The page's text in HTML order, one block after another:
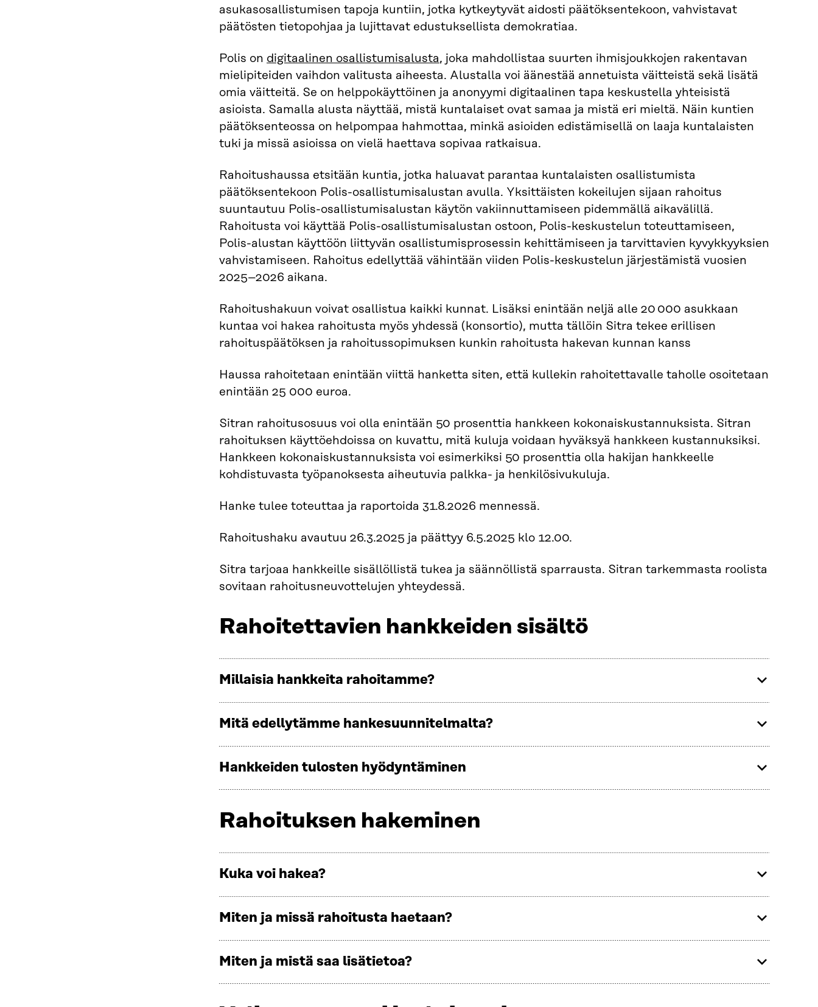
asukasosallistumisen tapoja kuntiin, jotka kytkeytyvät aidosti päätöksentekoon, vahvistavat
päätösten tietopohjaa ja lujittavat edustuksellista demokratiaa.
Polis on digitaalinen osallistumisalusta, joka mahdollistaa suurten ihmisjoukkojen rakentavan
mielipiteiden vaihdon valitusta aiheesta. Alustalla voi äänestää annetuista väitteistä sekä lisätä
omia väitteitä. Se on helppokäyttöinen ja anonyymi digitaalinen tapa keskustella yhteisistä
asioista. Samalla alusta näyttää, mistä kuntalaiset ovat samaa ja mistä eri mieltä. Näin kuntien
päätöksenteossa on helpompaa hahmottaa, minkä asioiden edistämisellä on laaja kuntalaisten
tuki ja missä asioissa on vielä haettava sopivaa ratkaisua.
Rahoitushaussa etsitään kuntia, jotka haluavat parantaa kuntalaisten osallistumista
päätöksentekoon Polis-osallistumisalustan avulla. Yksittäisten kokeilujen sijaan rahoitus
suuntautuu Polis-osallistumisalustan käytön vakiinnuttamiseen pidemmällä aikavälillä.
Rahoitusta voi käyttää Polis-osallistumisalustan ostoon, Polis-keskustelun toteuttamiseen,
Polis-alustan käyttöön liittyvän osallistumisprosessin kehittämiseen ja tarvittavien kyvykkyyksien
vahvistamiseen. Rahoitus edellyttää vähintään viiden Polis-keskustelun järjestämistä vuosien
2025–2026 aikana.
Rahoitushakuun voivat osallistua kaikki kunnat. Lisäksi enintään neljä alle 20 000 asukkaan
kuntaa voi hakea rahoitusta myös yhdessä (konsortio), mutta tällöin Sitra tekee erillisen
rahoituspäätöksen ja rahoitussopimuksen kunkin rahoitusta hakevan kunnan kanss
Haussa rahoitetaan enintään viittä hanketta siten, että kullekin rahoitettavalle taholle osoitetaan
enintään 25 000 euroa.
Sitran rahoitusosuus voi olla enintään 50 prosenttia hankkeen kokonaiskustannuksista. Sitran
rahoituksen käyttöehdoissa on kuvattu, mitä kuluja voidaan hyväksyä hankkeen kustannuksiksi.
Hankkeen kokonaiskustannuksista voi esimerkiksi 50 prosenttia olla hakijan hankkeelle
kohdistuvasta työpanoksesta aiheutuvia palkka- ja henkilösivukuluja.
Hanke tulee toteuttaa ja raportoida 31.8.2026 mennessä.
Rahoitushaku avautuu 26.3.2025 ja päättyy 6.5.2025 klo 12.00.
Sitra tarjoaa hankkeille sisällöllistä tukea ja säännöllistä sparrausta. Sitran tarkemmasta roolista
sovitaan rahoitusneuvottelujen yhteydessä.
Rahoitettavien hankkeiden sisältö
Millaisia hankkeita rahoitamme?
Mitä edellytämme hankesuunnitelmalta?
Hankkeiden tulosten hyödyntäminen
Rahoituksen hakeminen
Kuka voi hakea?
Miten ja missä rahoitusta haetaan?
Miten ja mistä saa lisätietoa?